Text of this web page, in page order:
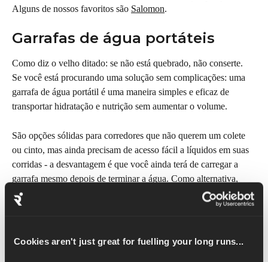
Cookies aren't just great for fuelling your long runs...
Alguns de nossos favoritos são Salomon.
Garrafas de água portáteis
Como diz o velho ditado: se não está quebrado, não conserte.
Se você está procurando uma solução sem complicações: uma
garrafa de água portátil é uma maneira simples e eficaz de
transportar hidratação e nutrição sem aumentar o volume.
São opções sólidas para corredores que não querem um colete
ou cinto, mas ainda precisam de acesso fácil a líquidos em suas
corridas - a desvantagem é que você ainda terá de carregar a
garrafa mesmo depois de terminar a água. Como alternativa,
você pode usar um frasco macio.
portáteis